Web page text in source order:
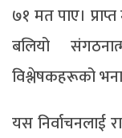
७१ मत पाए।
बलियो
विश्लेषकहरूको
यस निर्वाचनलाई